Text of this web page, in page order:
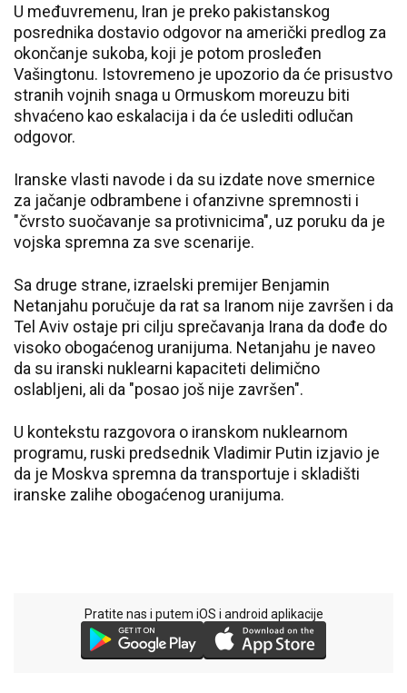
U međuvremenu, Iran je preko pakistanskog
posrednika dostavio odgovor na američki predlog za
okončanje sukoba, koji je potom prosleđen
Vašingtonu. Istovremeno je upozorio da će prisustvo
stranih vojnih snaga u Ormuskom moreuzu biti
shvaćeno kao eskalacija i da će uslediti odlučan
odgovor.
Iranske vlasti navode i da su izdate nove smernice
za jačanje odbrambene i ofanzivne spremnosti i
"čvrsto suočavanje sa protivnicima", uz poruku da je
vojska spremna za sve scenarije.
Sa druge strane, izraelski premijer Benjamin
Netanjahu poručuje da rat sa Iranom nije završen i da
Tel Aviv ostaje pri cilju sprečavanja Irana da dođe do
visoko obogaćenog uranijuma. Netanjahu je naveo
da su iranski nuklearni kapaciteti delimično
oslabljeni, ali da "posao još nije završen".
U kontekstu razgovora o iranskom nuklearnom
programu, ruski predsednik Vladimir Putin izjavio je
da je Moskva spremna da transportuje i skladišti
iranske zalihe obogaćenog uranijuma.
Pratite nas i putem iOS i android aplikacije